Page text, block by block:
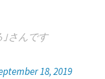
｣さんです
18, 2019